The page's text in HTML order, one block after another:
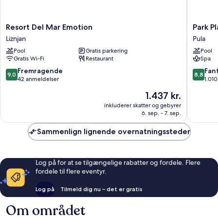
Resort
Del
Mar
Emotion
Liznjan
Resort Del Mar Emotion
Liznjan
Pool
Gratis parkering
Gratis Wi-Fi
Restaurant
9.0
ud
anmeldelser
9,0 Fremragende
42 anmeldelser
Prisen
er
1.437 kr.
1.437 kr.
inkluderer skatter og gebyrer
6. sep. - 7. sep.
Park
Plaza
Histria
Pula
Pula
Park
Pula
Pool
Spa
8.8
ud
8,8
Sammenlign lignende overnatningssteder
Log på for at se tilgængelige rabatter og fordele. Flere
fordele til flere eventyr.
Log på Tilmeld dig nu – det er gratis
Om området